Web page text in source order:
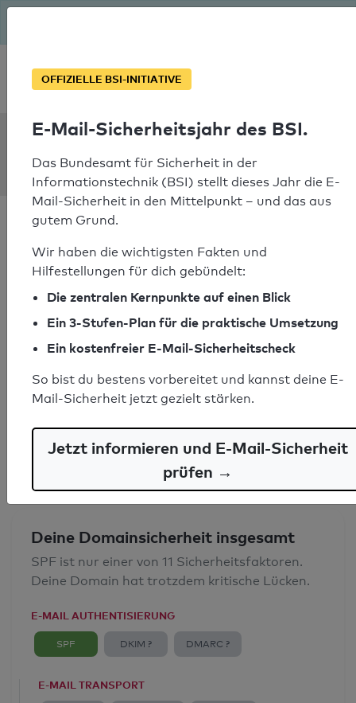
Soforthilfe bei Notfällen
exactonline.nl
SPF-Check bestanden
Ihr SPF-Record Prüfergebnis
Syntaxprüfung: 0 Fehler
E-Mail-Spoofingschutz: Gut
Deine Domainsicherheit insgesamt
SPF ist nur einer von 11 Sicherheitsfaktoren.
Deine Domain hat trotzdem kritische Lücken.
E-MAIL AUTHENTISIERUNG
SPF DKIM ? DMARC ?
E-MAIL TRANSPORT
OFFIZIELLE BSI-INITIATIVE
E-Mail-Sicherheitsjahr des BSI.
Das Bundesamt für Sicherheit in der
Informationstechnik (BSI) stellt dieses Jahr die E-
Mail-Sicherheit in den Mittelpunkt – und das aus
gutem Grund.
Wir haben die wichtigsten Fakten und
Hilfestellungen für dich gebündelt:
Die zentralen Kernpunkte auf einen Blick
Ein 3-Stufen-Plan für die praktische Umsetzung
Ein kostenfreier E-Mail-Sicherheitscheck
So bist du bestens vorbereitet und kannst deine E-
Mail-Sicherheit jetzt gezielt stärken.
Jetzt informieren und E-Mail-Sicherheit
prüfen →